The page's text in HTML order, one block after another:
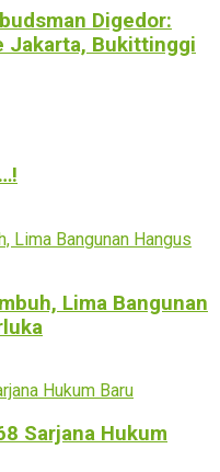
Digedor:
Jakarta, Bukittinggi
Lima Bangunan
Sarjana Hukum